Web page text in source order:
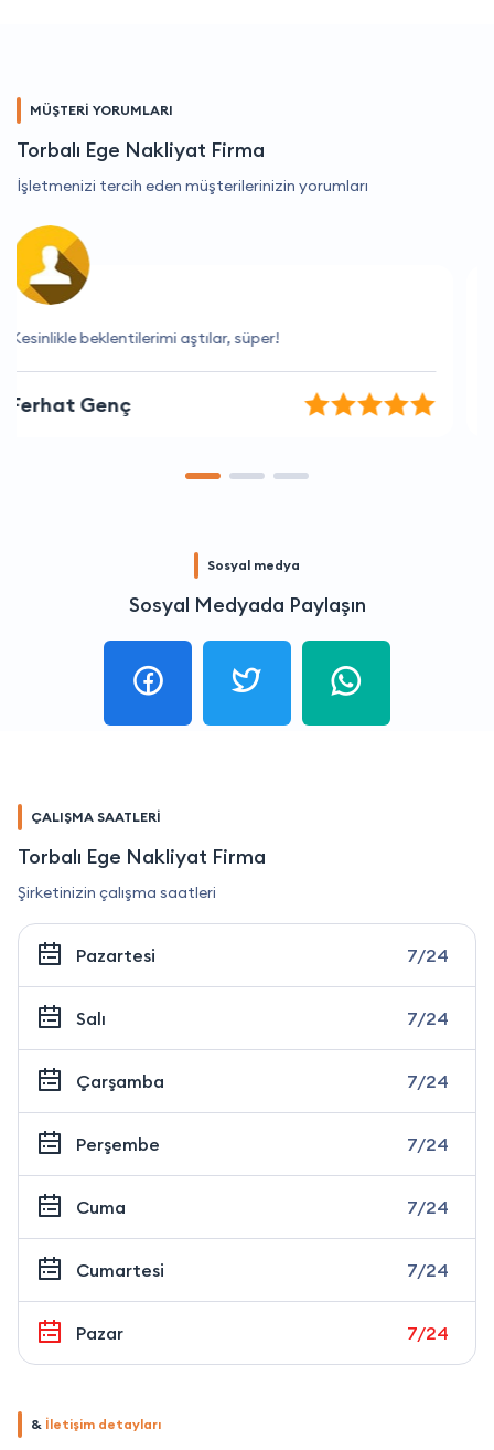
MÜŞTERİ YORUMLARI
Torbalı Ege Nakliyat Firma
İşletmenizi tercih eden müşterilerinizin yorumları
Fiyatlar çok uygun
Kutay Öztürk
Sosyal medya
Sosyal Medyada Paylaşın
ÇALIŞMA SAATLERİ
Torbalı Ege Nakliyat Firma
Şirketinizin çalışma saatleri
Pazartesi 7/24
Salı 7/24
Çarşamba 7/24
Perşembe 7/24
Cuma 7/24
Cumartesi 7/24
Pazar 7/24
& İletişim detayları